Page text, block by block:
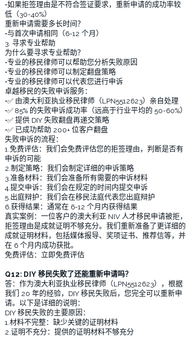
•如果拒签理由是不符合签证要求，重新申请的成功率较
低（30-40%）
重新申请需要多长时间？
•与首次申请相同（6-12 个月）
3. 寻求专业帮助
为什么要寻求专业帮助？
•专业的移民律师可以帮助您分析失败原因
•专业的移民律师可以制定翻盘策略
•专业的移民律师可以代表您进行申诉
卓越移民的失败申诉服务：
•✅ 由澳大利亚执业移民律师（LPN5512623）亲自处理
•✅ 85% 的失败申诉成功率（远高于行业平均的 50-60%）
•✅ 提供 DIY 失败翻盘再递交策略
•✅ 已成功帮助 200+ 位客户翻盘
失败申诉的流程：
1.免费评估：我们会免费评估您的拒签理由，判断是否有
申诉的可能
2.制定策略：我们会制定详细的申诉策略
3.准备材料：我们会准备所有需要的申诉材料
4.提交申诉：我们会在规定的时间内提交申诉
5.出庭辩护：我们会在移民法庭代表您出庭辩护
6.获得结果：通常在 6-12 个月内获得结果
真实案例：一位客户的澳大利亚 NIV 人才移民申请被拒，
拒签理由是成就证明不够充分。我们重新准备了更详细的
成就证明材料，包括媒体报导、奖项证书、推荐信等，并
在 6 个月内成功获批。
免费评估：立即免费评估
Q12: DIY 移民失败了还能重新申请吗？
答：作为澳大利亚执业移民律师（LPN5512623），根据
我们 20 年的经验，DIY 移民失败后，您完全可以重新申
请。以下是详细的说明：
DIY 移民失败的主要原因：
1.材料不完整：缺少关键的证明材料
2.证明不充分：提供的证明材料不够充分